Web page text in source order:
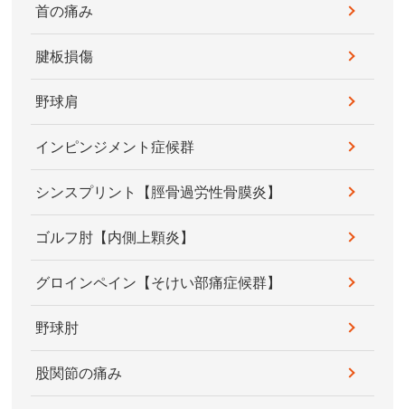
首の痛み
腱板損傷
野球肩
インピンジメント症候群
シンスプリント【脛骨過労性骨膜炎】
ゴルフ肘【内側上顆炎】
グロインペイン【そけい部痛症候群】
野球肘
股関節の痛み